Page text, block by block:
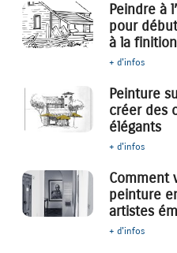
Peindre à
pour
à la finition
+ d'infos
Peinture
créer des
élégants
+ d'infos
Comment
peinture
artistes
+ d'infos